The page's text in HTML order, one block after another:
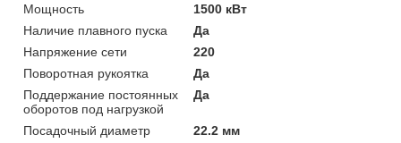
Мощность
1500 кВт
Наличие плавного пуска
Да
Напряжение сети
220
Поворотная рукоятка
Да
Поддержание постоянных
оборотов под нагрузкой
Да
Посадочный диаметр
22.2 мм